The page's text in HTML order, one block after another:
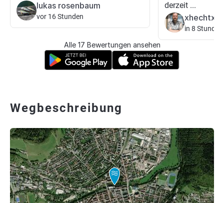
lukas rosenbaum
vor 16 Stunden
derzeit ...
xhechtx
in 8 Stunden
Alle 17 Bewertungen ansehen
Wegbeschreibung